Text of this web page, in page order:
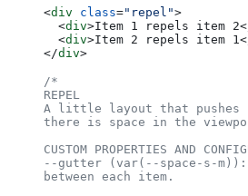
<div class="repel">
  <
div>Item 1 repels item
  <
div>Item 2 repels item
</div>
/*
REPEL
A little layout that pushes
there is space in the
CUSTOM PROPERTIES AND
--gutter (var(--space-s-
between each item.